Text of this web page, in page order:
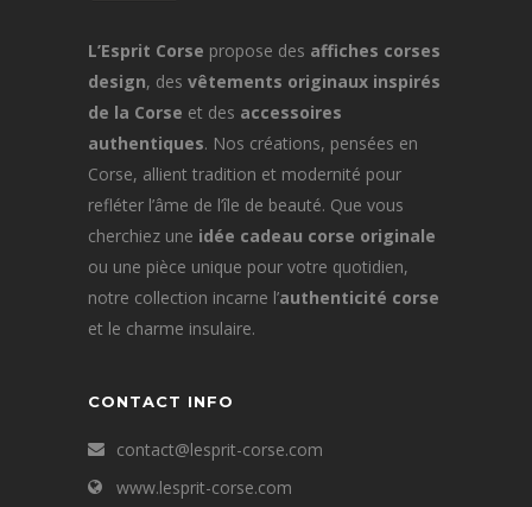
L’Esprit Corse propose des affiches corses
design, des vêtements originaux inspirés
de la Corse et des accessoires
authentiques. Nos créations, pensées en
Corse, allient tradition et modernité pour
refléter l’âme de l’île de beauté. Que vous
cherchiez une idée cadeau corse originale
ou une pièce unique pour votre quotidien,
notre collection incarne l’authenticité corse
et le charme insulaire.
CONTACT INFO
contact@lesprit-corse.com
www.lesprit-corse.com